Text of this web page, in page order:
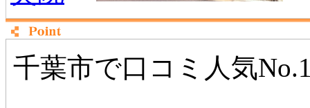
千葉市で口コミ人気